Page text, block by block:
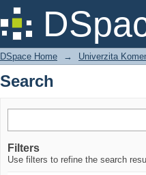
Search
DSpace Home → Univerzita
Search
Filters
Use filters to refine the search